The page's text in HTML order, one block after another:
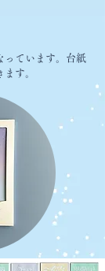
っています。台紙
す。